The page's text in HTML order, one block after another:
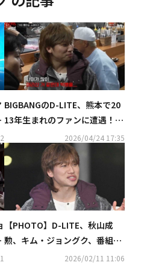
BIGBANGのD-LITE、熊本で20
13年生まれのファンに遭遇！日
本語で「泣かないで」となだめ
る姿も（動画あり）
2026/04/24 17:35
【PHOTO】D-LITE、秋山成
勲、キム・ジョングク、番組撮
影のため日本へ！意外な組み合
2026/02/11 11:06